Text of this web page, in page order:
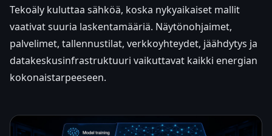
Tekoäly kuluttaa sähköä, koska nykyaikaiset mallit
vaativat suuria laskentamääriä. Näytönohjaimet,
palvelimet, tallennustilat, verkkoyhteydet, jäähdytys ja
datakeskusinfrastruktuuri vaikuttavat kaikki energian
kokonaistarpeeseen.